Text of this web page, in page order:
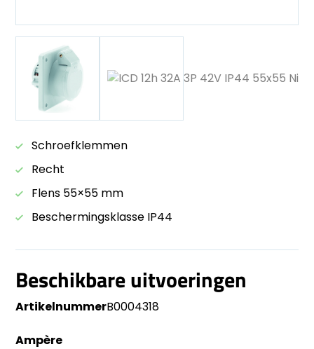
Schroefklemmen
Recht
Flens 55×55 mm
Beschermingsklasse IP44
Beschikbare uitvoeringen
ArtikelnummerB0004318
Ampère